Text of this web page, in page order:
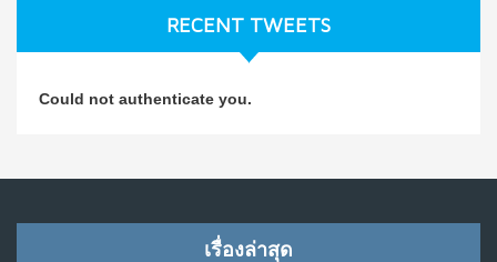
NO COMMENTS
Koe ในแบบอาจารย์บอม
รัฐอาจเป็นจุดเริ่มต้นของ “ขบวนการประท้วงดิจิทัล” ครั้งใหม่
RECENT TWEETS
Could not authenticate you.
เรื่องล่าสุด